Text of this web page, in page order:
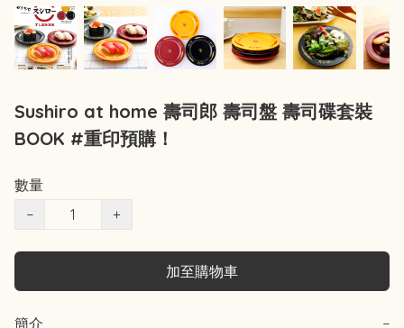
Sushiro at home 壽司郎 壽司盤 壽司碟套裝
BOOK #重印預購！
數量
−
+
加至購物車
簡介 −